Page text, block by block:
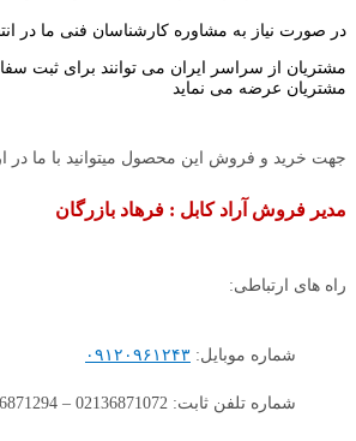
در صورت نیاز به مشاوره کارشناسان فنی ما در
مشتریان از سراسر ایران می توانند برای ثبت
مشتریان عرضه می نماید
جهت خرید و فروش این محصول میتوانید با ما در
مدیر فروش آراد کابل : فرهاد بازرگان
راه های ارتباطی:
شماره موبایل: ۰۹۱۲۰۹۶۱۲۴۳
شماره تلفن ثابت: 02136871072 – 02136871294